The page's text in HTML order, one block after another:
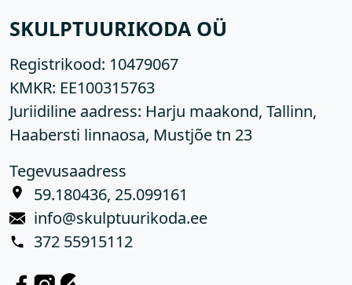
SKULPTUURIKODA OÜ
Registrikood: 10479067
KMKR: EE100315763
Juriidiline aadress: Harju maakond, Tallinn,
Haabersti linnaosa, Mustjõe tn 23
Tegevusaadress
59.180436, 25.099161
info@skulptuurikoda.ee
372 55915112